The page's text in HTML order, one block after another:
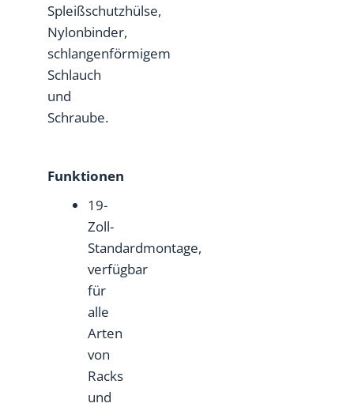
Spleißschutzhülse,
Nylonbinder,
schlangenförmigem
Schlauch
und
Schraube.
Funktionen
19-
Zoll-
Standardmontage,
verfügbar
für
alle
Arten
von
Racks
und